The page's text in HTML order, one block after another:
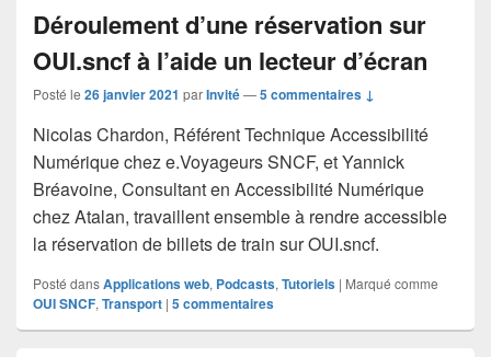
Déroulement d’une réservation sur
OUI.sncf à l’aide un lecteur d’écran
Posté le 26 janvier 2021 parInvité—5 commentaires ↓
Nicolas Chardon, Référent Technique Accessibilité
Numérique chez e.Voyageurs SNCF, et Yannick
Bréavoine, Consultant en Accessibilité Numérique
chez Atalan, travaillent ensemble à rendre accessible
la réservation de billets de train sur OUI.sncf.
Posté dansApplications web, Podcasts, Tutoriels | Marqué comme
OUI SNCF, Transport | 5commentaires